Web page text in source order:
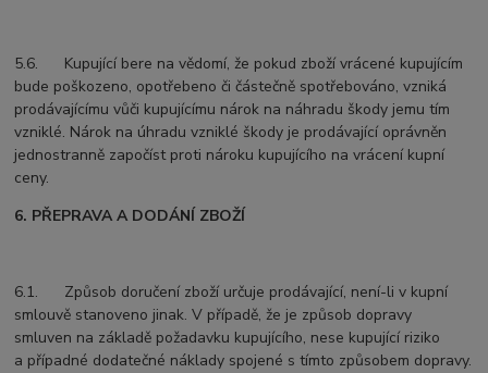
5.6. Kupující bere na vědomí, že pokud zboží vrácené kupujícím
bude poškozeno, opotřebeno či částečně spotřebováno, vzniká
prodávajícímu vůči kupujícímu nárok na náhradu škody jemu tím
vzniklé. Nárok na úhradu vzniklé škody je prodávající oprávněn
jednostranně započíst proti nároku kupujícího na vrácení kupní
ceny.
6. PŘEPRAVA A DODÁNÍ ZBOŽÍ
6.1. Způsob doručení zboží určuje prodávající, není-li v kupní
smlouvě stanoveno jinak. V případě, že je způsob dopravy
smluven na základě požadavku kupujícího, nese kupující riziko
a případné dodatečné náklady spojené s tímto způsobem dopravy.